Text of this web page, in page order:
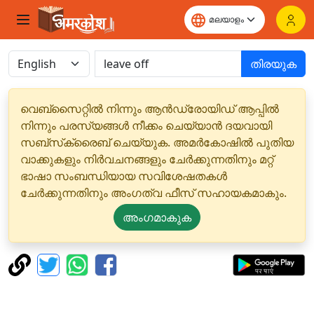
തിരയുക
വെബ്‌സൈറ്റിൽ നിന്നും ആൻഡ്രോയിഡ് ആപ്പിൽ
നിന്നും പരസ്യങ്ങൾ നീക്കം ചെയ്യാൻ ദയവായി
സബ്‌സ്‌ക്രൈബ് ചെയ്യുക. അമർകോഷിൽ പുതിയ
വാക്കുകളും നിർവചനങ്ങളും ചേർക്കുന്നതിനും മറ്റ്
ഭാഷാ സംബന്ധിയായ സവിശേഷതകൾ
ചേർക്കുന്നതിനും അംഗത്വ ഫീസ് സഹായകമാകും.
അംഗമാകുക